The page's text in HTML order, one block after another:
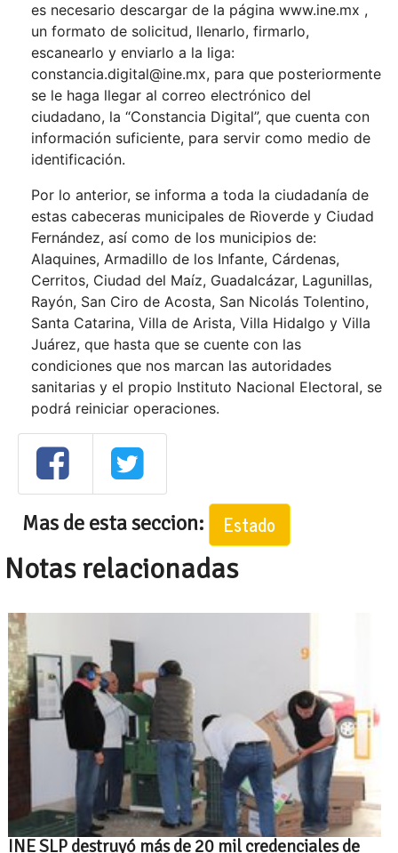
es necesario descargar de la página www.ine.mx ,
un formato de solicitud, llenarlo, firmarlo,
escanearlo y enviarlo a la liga:
constancia.digital@ine.mx, para que posteriormente
se le haga llegar al correo electrónico del
ciudadano, la “Constancia Digital”, que cuenta con
información suficiente, para servir como medio de
identificación.
Por lo anterior, se informa a toda la ciudadanía de
estas cabeceras municipales de Rioverde y Ciudad
Fernández, así como de los municipios de:
Alaquines, Armadillo de los Infante, Cárdenas,
Cerritos, Ciudad del Maíz, Guadalcázar, Lagunillas,
Rayón, San Ciro de Acosta, San Nicolás Tolentino,
Santa Catarina, Villa de Arista, Villa Hidalgo y Villa
Juárez, que hasta que se cuente con las
condiciones que nos marcan las autoridades
sanitarias y el propio Instituto Nacional Electoral, se
podrá reiniciar operaciones.
Mas de esta seccion: Estado
Notas relacionadas
INE SLP destruyó más de 20 mil credenciales de